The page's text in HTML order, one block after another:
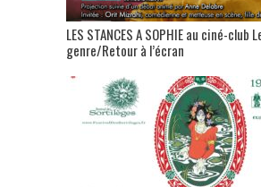
LES STANCES A SOPHIE au ciné-club
genre/Retour à l’écran